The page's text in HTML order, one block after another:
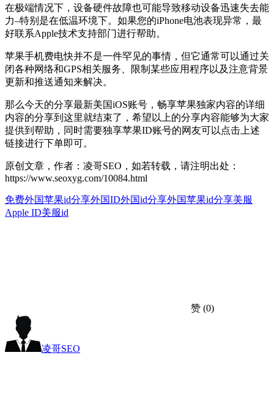
在极端情况下，设备硬件故障也可能导致移动设备迅速失去能
力–特别是在低温环境下。如果您的iPhone电池表现异常，最
好联系Apple技术支持部门进行帮助。
苹果手机费电快并不是一件罕见的事情，但它通常可以通过关
闭各种网络和GPS相关服务、限制某些应用程序以及注意背景
更新和推送通知来解决。
那么今天的分享最新美国iOS账号，畅享苹果独家内容的详细
内容的分享到这里就结束了，希望以上的分享内容能够为大家
提供到帮助，同时需要独享苹果ID账号的网友可以点击上述
链接进行下单即可。
原创文章，作者：凌哥SEO，如若转载，请注明出处：
https://www.seoxyg.com/10084.html
免费外国苹果id分享外国ID外国id分享外国苹果id分享美服
Apple ID美服id
赞 (0)
凌哥SEO